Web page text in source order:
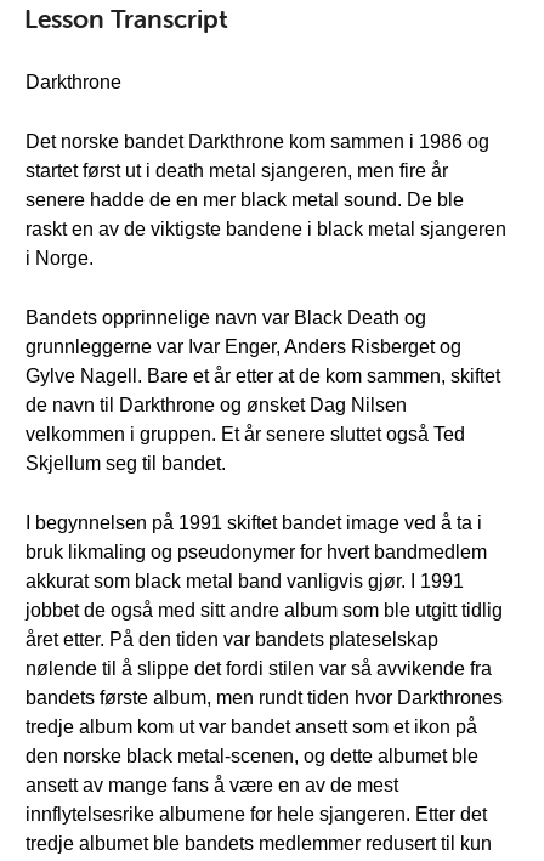
Lesson Transcript
Darkthrone
Det norske bandet Darkthrone kom sammen i 1986 og
startet først ut i death metal sjangeren, men fire år
senere hadde de en mer black metal sound. De ble
raskt en av de viktigste bandene i black metal sjangeren
i Norge.
Bandets opprinnelige navn var Black Death og
grunnleggerne var Ivar Enger, Anders Risberget og
Gylve Nagell. Bare et år etter at de kom sammen, skiftet
de navn til Darkthrone og ønsket Dag Nilsen
velkommen i gruppen. Et år senere sluttet også Ted
Skjellum seg til bandet.
I begynnelsen på 1991 skiftet bandet image ved å ta i
bruk likmaling og pseudonymer for hvert bandmedlem
akkurat som black metal band vanligvis gjør. I 1991
jobbet de også med sitt andre album som ble utgitt tidlig
året etter. På den tiden var bandets plateselskap
nølende til å slippe det fordi stilen var så avvikende fra
bandets første album, men rundt tiden hvor Darkthrones
tredje album kom ut var bandet ansett som et ikon på
den norske black metal-scenen, og dette albumet ble
ansett av mange fans å være en av de mest
innflytelsesrike albumene for hele sjangeren. Etter det
tredje albumet ble bandets medlemmer redusert til kun